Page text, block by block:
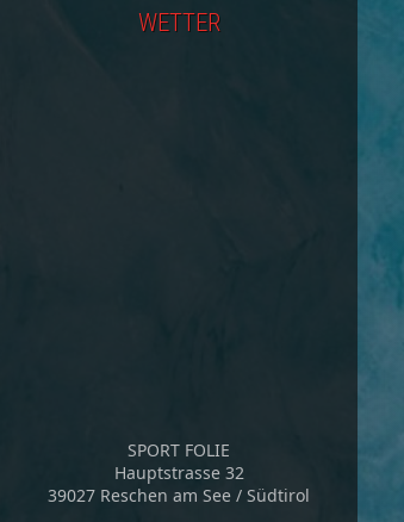
WETTER
SPORT FOLIE
Hauptstrasse 32
39027 Reschen am See / Südtirol